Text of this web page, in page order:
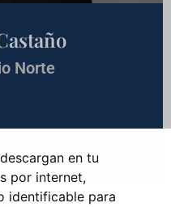
en tu
por internet,
identificable para
Norte